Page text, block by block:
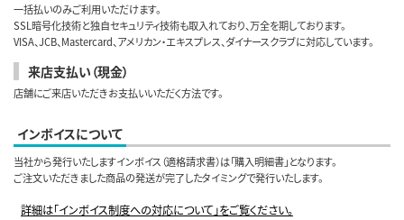
一括払いのみご利用いただけます。
SSL暗号化技術と独自セキュリティ技術も取入れており、万全を期しております。
VISA、JCB、Mastercard、アメリカン・エキスプレス、ダイナースクラブに対応しています。
来店支払い（現金）
店舗にご来店いただきお支払いいただく方法です。
インボイスについて
当社から発行いたしますインボイス（適格請求書）は「購入明細書」となります。
ご注文いただきました商品の発送が完了したタイミングで発行いたします。
詳細は「インボイス制度への対応について」をご覧ください。